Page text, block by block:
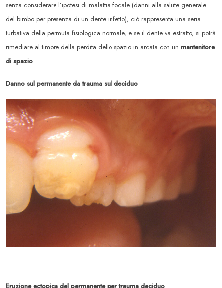
senza considerare l’ipotesi di malattia focale (danni alla salute generale
del bimbo per presenza di un dente infetto), ciò rappresenta una seria
turbativa della permuta fisiologica normale, e se il dente va estratto, si potrà
rimediare al timore della perdita dello spazio in arcata con un mantenitore
di spazio.
Danno sul permanente da trauma sul deciduo
Eruzione ectopica del permanente per trauma deciduo